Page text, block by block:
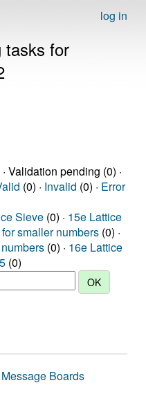
log in
tasks for
Validation pending (0) ·
(0) · Invalid (0) · Error
Sieve (0) · 15e Lattice
smaller numbers (0) ·
(0) · 16e Lattice
(0)
Message Boards